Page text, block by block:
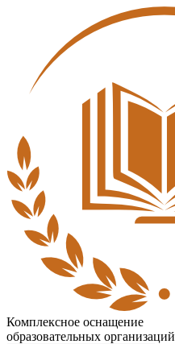
Комплексное оснащение
образовательных организаций